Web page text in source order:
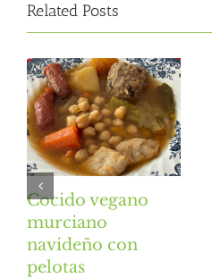
Related Posts
Cocido vegano
murciano
navideño con
pelotas